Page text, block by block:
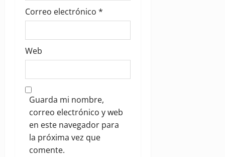
Correo electrónico *
Web
Guarda mi nombre,
correo electrónico y web
en este navegador para
la próxima vez que
comente.